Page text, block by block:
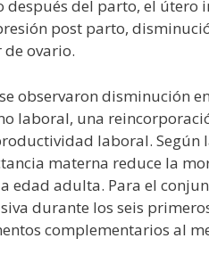
del parto, el útero
post parto,
de ovario.
observaron disminución
laboral, una
laboral. Según
materna reduce la
edad adulta. Para el
durante los seis
complementarios al